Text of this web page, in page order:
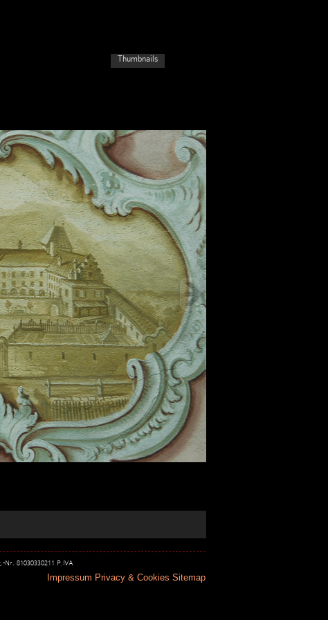
Thumbnails
Nr. 81030330211 P.IVA
Impressum Privacy & Cookies Sitemap